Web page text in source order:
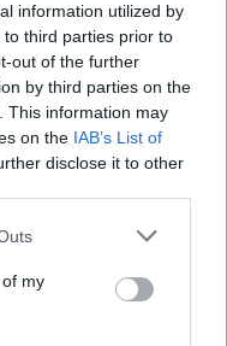
information utilized by
third parties prior to
out of the further
by third parties on the
This information may
on the IAB’s List of
disclose it to other
one or more Google
You may click to
its third-party tags to
in below Google
my
των πυρκαγιών